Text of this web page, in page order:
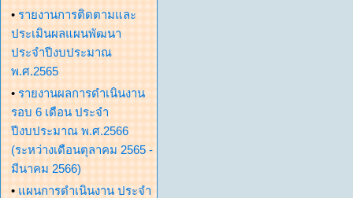
• รายงานการติดตามและ
ประเมินผลแผนพัฒนา
ประจำปีงบประมาณ
พ.ศ.2565
• รายงานผลการดำเนินงาน
รอบ 6 เดือน ประจำ
ปีงบประมาณ พ.ศ.2566
(ระหว่างเดือนตุลาคม 2565 -
มีนาคม 2566)
• แผนการดำเนินงาน ประจำ